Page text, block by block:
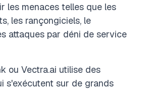
les menaces telles que les
les rançongiciels, le
attaques par déni de service
ou Vectra.ai utilise des
s'exécutent sur de grands